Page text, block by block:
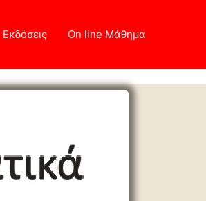
Εκδόσεις On line Μάθημα